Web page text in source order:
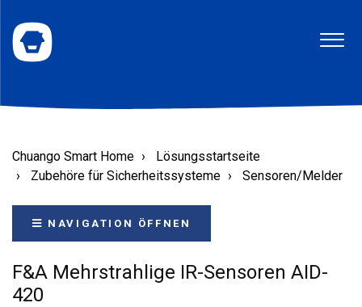
Chuango Smart Home
Lösungsstartseite
Zubehöre für Sicherheitssysteme
Sensoren/Melder
NAVIGATION ÖFFNEN
F&A Mehrstrahlige IR-Sensoren AID-
420